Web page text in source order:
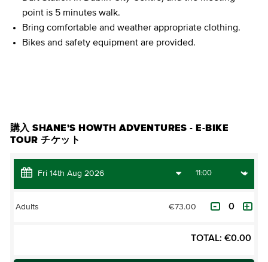
point is 5 minutes walk.
Bring comfortable and weather appropriate clothing.
Bikes and safety equipment are provided.
購入 SHANE'S HOWTH ADVENTURES - E-BIKE
TOUR チケット
Adults €73.00
TOTAL: €0.00